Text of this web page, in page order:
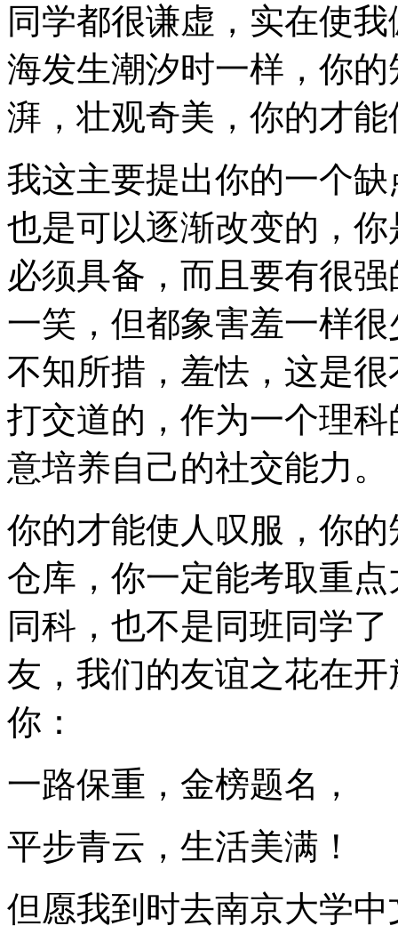
同学都很谦虚，实在使
海发生潮汐时一样，你
湃，壮观奇美，你的才
我这主要提出你的一个
也是可以逐渐改变的，
必须具备，而且要有很
一笑，但都象害羞一样
不知所措，羞怯，这是
打交道的，作为一个理
意培养自己的社交能力。
你的才能使人叹服，你
仓库，你一定能考取重
同科，也不是同班同学
友，我们的友谊之花在
你：
一路保重，金榜题名，
平步青云，生活美满！
但愿我到时去南京大学